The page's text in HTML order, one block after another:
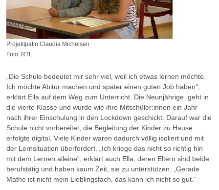
Projektpatin Claudia Michelsen
Foto: RTL
„Die Schule bedeutet mir sehr viel, weil ich etwas lernen möchte.
Ich möchte Abitur machen und später einen guten Job haben“,
erklärt Ella auf dem Weg zum Unterricht. Die Neunjährige geht in
die vierte Klasse und wurde wie ihre Mitschüler:innen ein Jahr
nach ihrer Einschulung in den Lockdown geschickt. Darauf war die
Schule nicht vorbereitet, die Begleitung der Kinder zu Hause
erfolgte digital. Viele Kinder waren dadurch völlig isoliert und mit
der Lernsituation überfordert. „Ich kriege das nicht so richtig hin
mit dem Lernen alleine“, erklärt auch Ella, deren Eltern sind beide
berufstätig und haben kaum Zeit, sie zu unterstützen. „Gerade
Mathe ist nicht mein Lieblingsfach, das kann ich nicht so gut.“